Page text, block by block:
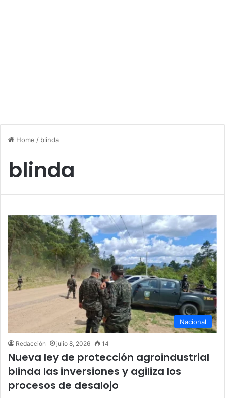
Home / blinda
blinda
Nacional
Redacción julio 8, 2026 14
Nueva ley de protección agroindustrial
blinda las inversiones y agiliza los
procesos de desalojo